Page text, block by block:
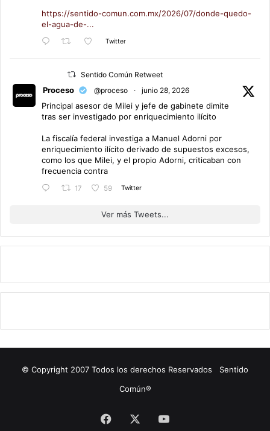
https://sentido-comun.com.mx/2026/07/donde-quedo-
el-agua-de-...
Twitter
Sentido Común Retweet
Proceso @proceso · junio 28, 2026
Principal asesor de Milei y jefe de gabinete dimite
tras ser investigado por enriquecimiento ilícito
La fiscalía federal investiga a Manuel Adorni por
enriquecimiento ilícito derivado de supuestos excesos,
como los que Milei, y el propio Adorni, criticaban con
frecuencia contra
17 59 Twitter
Ver más Tweets...
© Copyright 2007 Todos los derechos Reservados Sentido
Común®
Facebook YouTube